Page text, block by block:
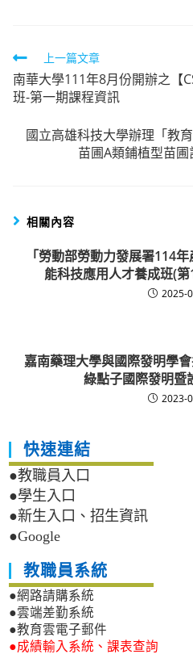
Read
more
articles
上一篇文章
南華大學111年8月份開辦之【
班-第一期課程資訊
國立高雄科技大學辦理「教
苗圃A類鋪植型苗圃
相關內容
「勞動部勞動力發展署114
能科技應用人才養成班(
2025-
嘉南藥理大學與國際發明學
綠點子國際發明暨
2023-
快速連結
●教職員入口
●學生入口
●新生入口、招生資訊
●Google
教職員系統
●網路請購系統
●雲端差勤系統
●教育雲電子郵件
●成績輸入系統、課表查詢